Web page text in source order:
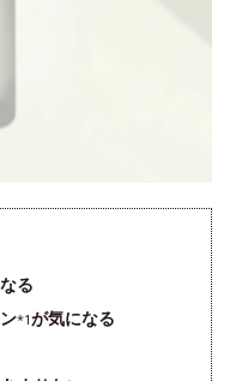
る
*1が気になる